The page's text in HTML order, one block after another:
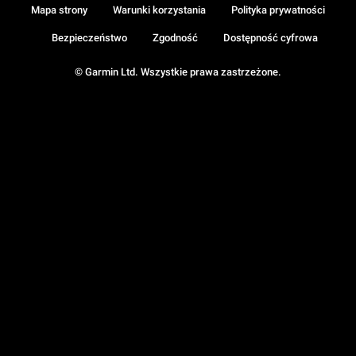
© Garmin Ltd. Wszystkie prawa zastrzeżone.
Mapa strony Warunki korzystania Polityka prywatności
Bezpieczeństwo Zgodność Dostępność cyfrowa